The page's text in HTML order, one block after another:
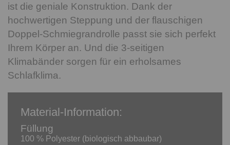
ist die geniale Konstruktion. Dank der
hochwertigen Steppung und der flauschigen
Doppel-Schmiegrandrolle passt sie sich perfekt
Ihrem Körper an. Und die 3-seitigen
Klimabänder sorgen für ein erholsames
Schlafklima.
Material-Information:
Füllung
100 % Polyester (biologisch abbaubar)